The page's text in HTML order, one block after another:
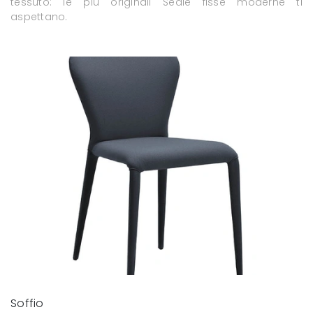
aspettano.
Soffio